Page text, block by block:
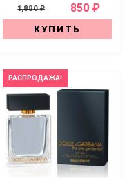
1,880 ₽ 850 ₽
КУПИТЬ
РАСПРОДАЖА!